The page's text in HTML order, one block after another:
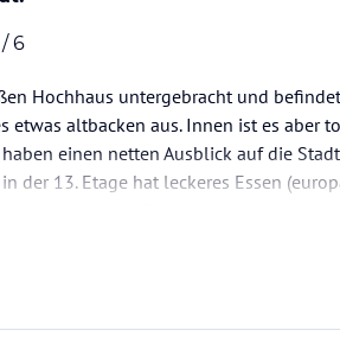
/ 6
Hochhaus untergebracht und
etwas altbacken aus. Innen ist es aber
einen netten Ausblick auf die
der 13. Etage hat leckeres Essen